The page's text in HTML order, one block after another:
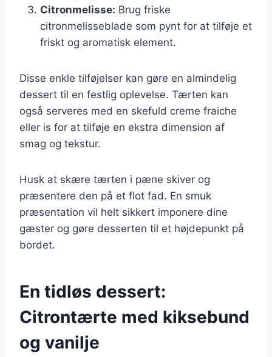
Citronmelisse: Brug friske
citronmelisseblade som pynt for at tilføje et
friskt og aromatisk element.
Disse enkle tilføjelser kan gøre en almindelig
dessert til en festlig oplevelse. Tærten kan
også serveres med en skefuld creme fraiche
eller is for at tilføje en ekstra dimension af
smag og tekstur.
Husk at skære tærten i pæne skiver og
præsentere den på et flot fad. En smuk
præsentation vil helt sikkert imponere dine
gæster og gøre desserten til et højdepunkt på
bordet.
En tidløs dessert:
Citrontærte med kiksebund
og vanilje